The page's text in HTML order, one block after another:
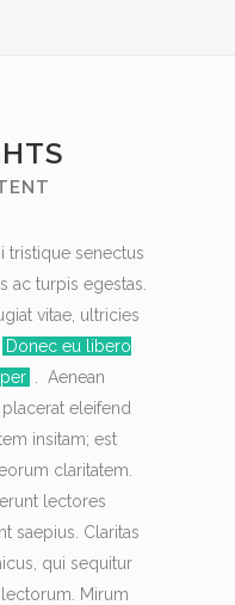
tristique senectus
ac turpis egestas.
vitae, ultricies
Donec eu libero
. Aenean
eleifend
insitam; est
claritatem.
lectores
saepius. Claritas
qui sequitur
Mirum